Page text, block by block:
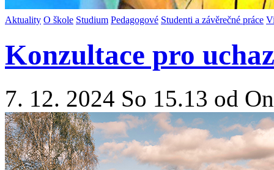
Aktuality O škole Studium Pedagogové Studenti a závěrečné práce
Konzultace pro
7. 12. 2024 So 15.13 od